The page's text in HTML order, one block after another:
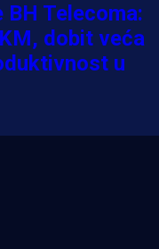
Telecoma:
dobit veća
u